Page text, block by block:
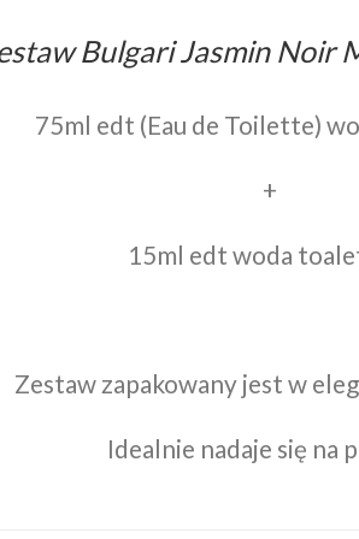
Bulgari Jasmin Noir
75ml edt (Eau de Toilette)
+
15ml edt woda
Zestaw zapakowany jest w
Idealnie nadaje się na